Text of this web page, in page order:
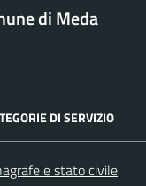
di Meda
DI SERVIZIO
e stato civile